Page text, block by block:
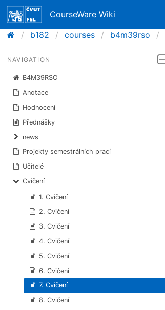
CourseWare Wiki
b182
courses b4m39rso
NAVIGATION
B4M39RSO
Anotace
Hodnocení
Přednášky
news
Projekty semestrálních prací
Učitelé
Cvičení
1. Cvičení
2. Cvičení
3. Cvičení
4. Cvičení
5. Cvičení
6. Cvičení
7. Cvičení
8. Cvičení